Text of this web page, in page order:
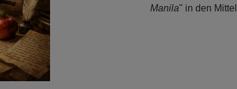
Manila" in den